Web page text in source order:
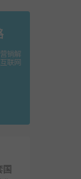
销解
联网
国